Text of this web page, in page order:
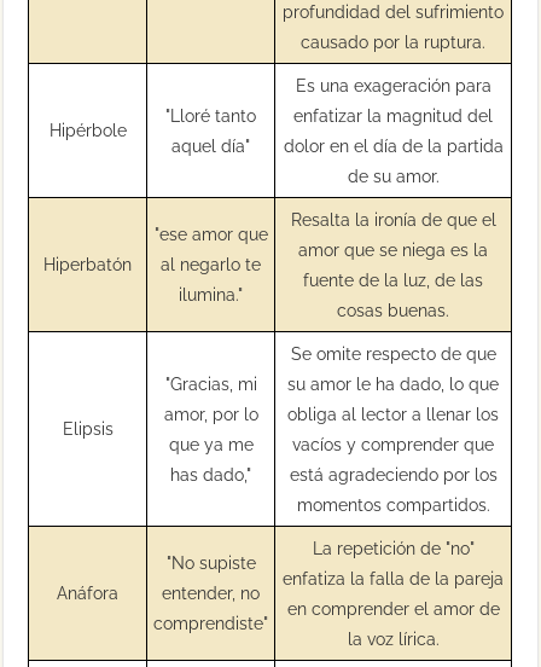
profundidad del sufrimiento
causado por la ruptura.
Hipérbole
"Lloré tanto
aquel día"
Es una exageración para
enfatizar la magnitud del
dolor en el día de la partida
de su amor.
Hiperbatón
"ese amor que
al negarlo te
ilumina."
Resalta la ironía de que el
amor que se niega es la
fuente de la luz, de las
cosas buenas.
Elipsis
"Gracias, mi
amor, por lo
que ya me
has dado,"
Se omite respecto de que
su amor le ha dado, lo que
obliga al lector a llenar los
vacíos y comprender que
está agradeciendo por los
momentos compartidos.
Anáfora
"No supiste
entender, no
comprendiste"
La repetición de "no"
enfatiza la falla de la pareja
en comprender el amor de
la voz lírica.